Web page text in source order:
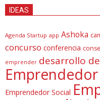
IDEAS
Agenda Startup app Ashoka
concurso conferencia
emprender desarrollo
Emprendedor
Emprendedor Social